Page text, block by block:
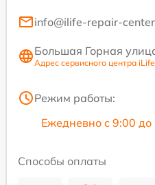
info@ilife-repair-
Большая Горная
Адрес сервисного центра iLife
Режим работы:
Ежедневно с 9:00 до
Способы оплаты